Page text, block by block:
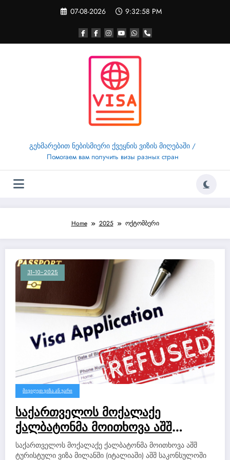
07-08-2026 9:32:58 PM
გეხმარებით ნებისმიერი ქვეყნის ვიზის მიღებაში /
Помогаем вам получить визы разных стран
Home 2025 ოქტომბერი
31-10-2025
ᲛᲘᲕᲘᲦᲔᲗ ᲕᲘᲖᲐ ᲐᲜ ᲣᲐᲠᲘ
საქართველოს მოქალაქე
ქალბატონმა მოითხოვა აშშ
ტურისტული ვიზა მილანში
საქართველოს მოქალაქე ქალბატონმა მოითხოვა აშშ
ტურისტული ვიზა მილანში (იტალიაში) აშშ საკონსულოში